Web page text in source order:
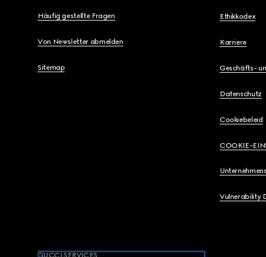
Häufig gestellte Fragen
Von Newsletter abmelden
Sitemap
Ethikkodex
Karriere
Geschäfts-
Datenschutz
Cookiebeleid
COOKIE-
Vulnerability
GUCCI SERVICES